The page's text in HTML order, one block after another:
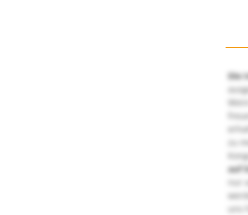
Die
zu
auf
nur
uns